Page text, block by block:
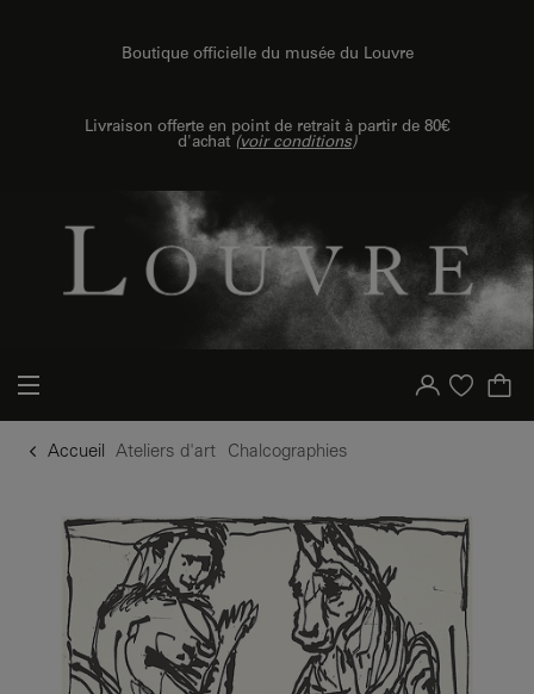
Boutique officielle du musée du Louvre
Livraison offerte en point de retrait à partir de 80€
d'achat (voir conditions)
Votre compte
Liste d'achat
Accueil Ateliers d'art Chalcographies